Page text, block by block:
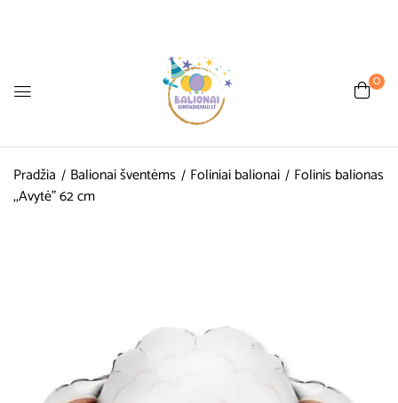
0
Pradžia Balionai šventėms Foliniai balionai
Folinis balionas
,,Avytė” 62 cm